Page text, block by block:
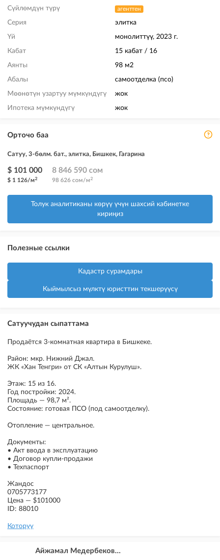
Сүйлөмдүн түрү агенттен
Серия элитка
Үй монолиттүү, 2023 г.
Кабат 15 кабат / 16
Аянты 98 м2
Абалы самоотделка (псо)
Мөөнөтүн узартуу мүмкүндүгү жок
Ипотека мүмкүндүгү жок
Орточо баа
Сатуу, 3-бөлм. бат., элитка, Бишкек, Гагарина
$ 101 000
$ 1 126/м2
8 846 590 сом
98 626 сом/м2
Толук аналитиканы көрүү үчүн шахсий кабинетке
кириңиз
Полезные ссылки
Кадастр сурамдары
Кыймылсыз мүлктү юристтин текшерүүсү
Сатуучудан сыпаттама
Продаётся 3-комнатная квартира в Бишкеке.
Район: мкр. Нижний Джал.
ЖК «Хан Тенгри» от СК «Алтын Курулуш».
Этаж: 15 из 16.
Год постройки: 2024.
Площадь — 98,7 м².
Состояние: готовая ПСО (под самоотделку).
Отопление — центральное.
Документы:
• Акт ввода в эксплуатацию
• Договор купли-продажи
• Техпаспорт
Жандос
0705773177
Цена — $101000
ID: 88010
Которуу
Айжамал Медербеков...